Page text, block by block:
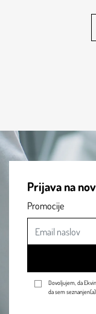
Prijava na
Promocije
Dovoljujem, da
da sem